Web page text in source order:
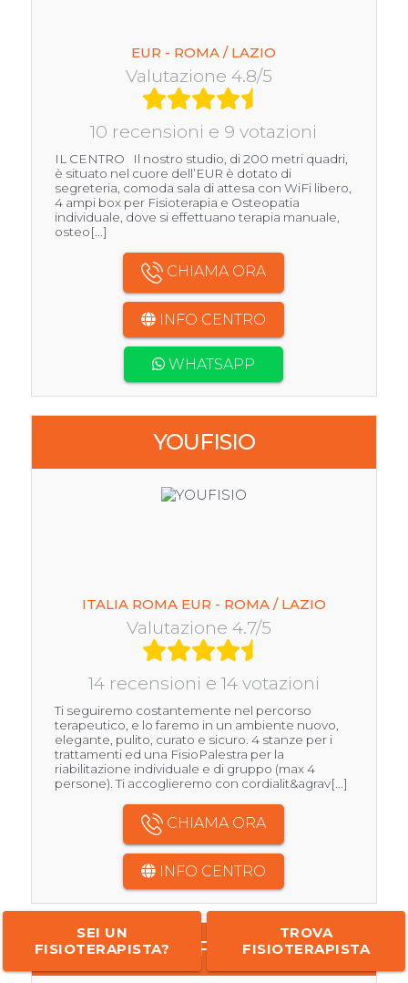
EUR - ROMA / LAZIO
Valutazione 4.8/5
10 recensioni e 9 votazioni
IL CENTRO Il nostro studio, di 200 metri quadri,
è situato nel cuore dell’EUR è dotato di
segreteria, comoda sala di attesa con WiFi libero,
4 ampi box per Fisioterapia e Osteopatia
individuale, dove si effettuano terapia manuale,
osteo[...]
CHIAMA ORA
INFO CENTRO
WHATSAPP
YOUFISIO
ITALIA ROMA EUR - ROMA / LAZIO
Valutazione 4.7/5
14 recensioni e 14 votazioni
Ti seguiremo costantemente nel percorso
terapeutico, e lo faremo in un ambiente nuovo,
elegante, pulito, curato e sicuro. 4 stanze per i
trattamenti ed una FisioPalestra per la
riabilitazione individuale e di gruppo (max 4
persone). Ti accoglieremo con cordialit&agrav[...]
CHIAMA ORA
INFO CENTRO
A.D.FISIO
SEI UN
FISIOTERAPISTA?
TROVA
FISIOTERAPISTA